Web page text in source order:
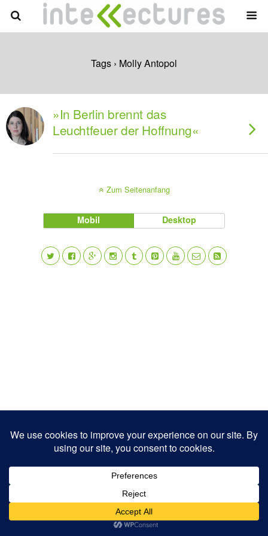
Tags › Molly Antopol
»In Berlin brennt das
Leuchtfeuer der Hoffnung«
Zum Seitenanfang
Mobil Desktop